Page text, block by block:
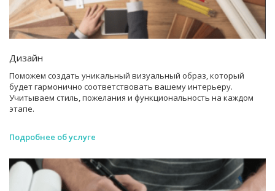
Дизайн
Поможем создать уникальный визуальный образ, который
будет гармонично соответствовать вашему интерьеру.
Учитываем стиль, пожелания и функциональность на каждом
этапе.
Подробнее об услуге